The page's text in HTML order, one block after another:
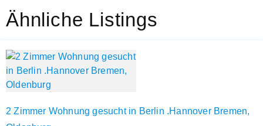
Ähnliche Listings
2 Zimmer Wohnung gesucht in Berlin .Hannover Bremen,